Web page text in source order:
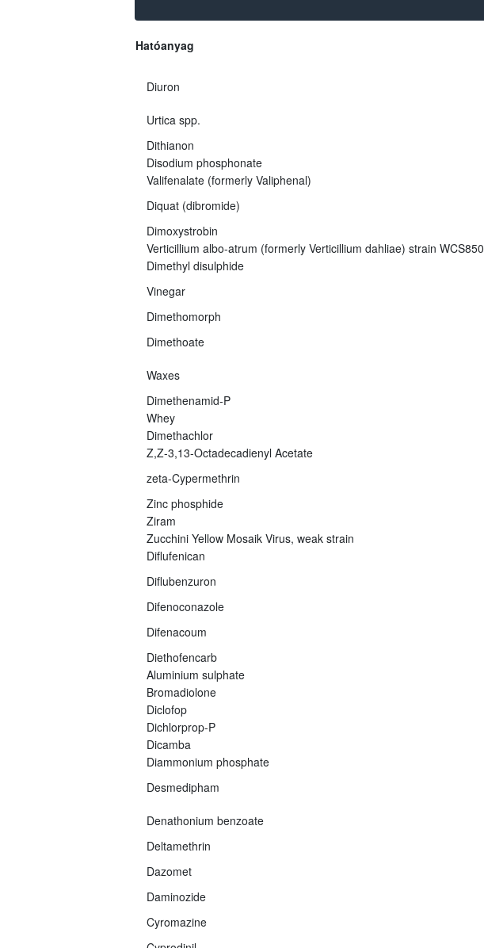
Hatóanyag
Diuron
Urtica spp.
Dithianon
Disodium phosphonate
Valifenalate (formerly Valiphenal)
Diquat (dibromide)
Dimoxystrobin
Verticillium albo-atrum (formerly Verticillium dahliae) strain WCS850
Dimethyl disulphide
Vinegar
Dimethomorph
Dimethoate
Waxes
Dimethenamid-P
Whey
Dimethachlor
Z,Z-3,13-Octadecadienyl Acetate
zeta-Cypermethrin
Zinc phosphide
Ziram
Zucchini Yellow Mosaik Virus, weak strain
Diflufenican
Diflubenzuron
Difenoconazole
Difenacoum
Diethofencarb
Aluminium sulphate
Bromadiolone
Diclofop
Dichlorprop-P
Dicamba
Diammonium phosphate
Desmedipham
Denathonium benzoate
Deltamethrin
Dazomet
Daminozide
Cyromazine